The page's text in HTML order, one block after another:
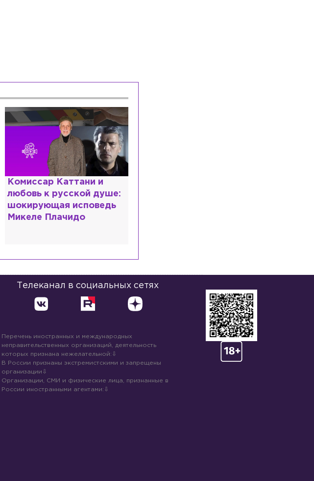
Специалист с напрасным
дипломом: почему мир
разочаровался в высшем
образовании?
Телеканал в социальных сетях
Перечень иностранных и международных
неправительственных организаций, деятельность
которых признана нежелательной:
В России признаны экстремистскими и запрещены
организации
Организации, СМИ и физические лица, признанные в
России иностранными агентами: